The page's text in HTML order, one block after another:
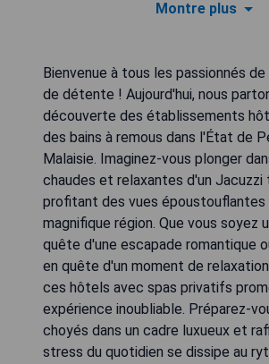
Montre plus
Bienvenue à tous les passionnés
de détente ! Aujourd'hui, nous
découverte des établissements
des bains à remous dans l'État de
Malaisie. Imaginez-vous plonger
chaudes et relaxantes d'un Jacuzzi
profitant des vues
magnifique région. Que vous soyez
quête d'une escapade romantique
en quête d'un moment de
ces hôtels avec spas privatifs
expérience inoubliable. Préparez-
choyés dans un cadre luxueux et
stress du quotidien se dissipe au